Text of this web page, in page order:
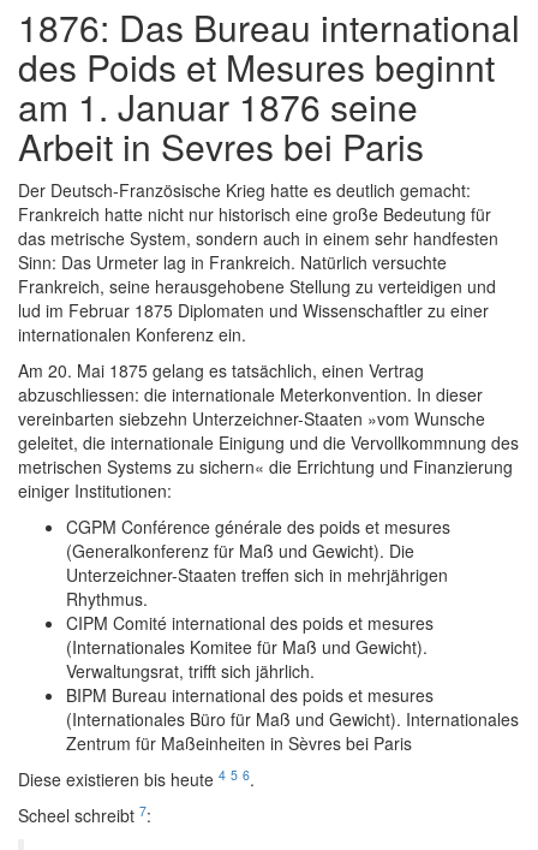
1876: Das Bureau international
des Poids et Mesures beginnt
am 1. Januar 1876 seine
Arbeit in Sevres bei Paris
Der Deutsch-Französische Krieg hatte es deutlich gemacht:
Frankreich hatte nicht nur historisch eine große Bedeutung für
das metrische System, sondern auch in einem sehr handfesten
Sinn: Das Urmeter lag in Frankreich. Natürlich versuchte
Frankreich, seine herausgehobene Stellung zu verteidigen und
lud im Februar 1875 Diplomaten und Wissenschaftler zu einer
internationalen Konferenz ein.
Am 20. Mai 1875 gelang es tatsächlich, einen Vertrag
abzuschliessen: die internationale Meterkonvention. In dieser
vereinbarten siebzehn Unterzeichner-Staaten »vom Wunsche
geleitet, die internationale Einigung und die Vervollkommnung des
metrischen Systems zu sichern« die Errichtung und Finanzierung
einiger Institutionen:
CGPM Conférence générale des poids et mesures
(Generalkonferenz für Maß und Gewicht). Die
Unterzeichner-Staaten treffen sich in mehrjährigen
Rhythmus.
CIPM Comité international des poids et mesures
(Internationales Komitee für Maß und Gewicht).
Verwaltungsrat, trifft sich jährlich.
BIPM Bureau international des poids et mesures
(Internationales Büro für Maß und Gewicht). Internationales
Zentrum für Maßeinheiten in Sèvres bei Paris
Diese existieren bis heute 4 5 6.
Scheel schreibt 7: